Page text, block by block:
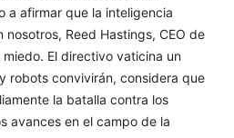
a afirmar que la inteligencia
Reed Hastings, CEO de
El directivo vaticina un
robots convivirán, considera que
la batalla contra los
avances en el campo de la